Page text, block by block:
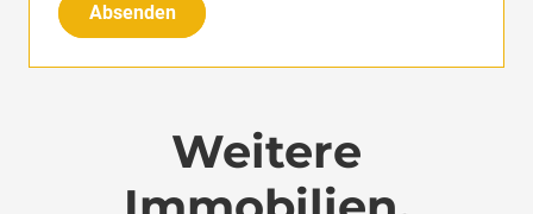
Absenden
Weitere